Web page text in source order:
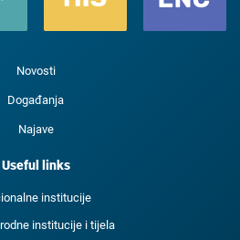
Novosti
Događanja
Najave
Useful links
institucije
institucije i tijela